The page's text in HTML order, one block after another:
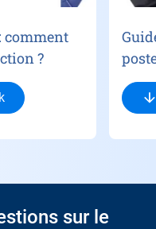
comment
?
sur le